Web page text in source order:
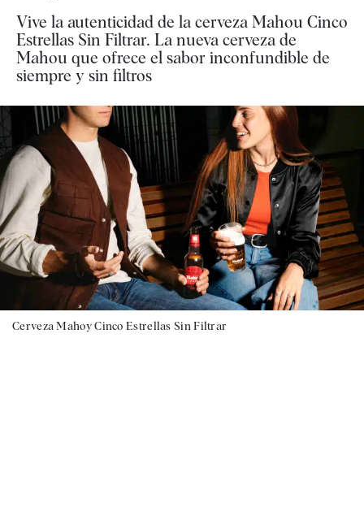
Vive la autenticidad de la cerveza Mahou Cinco
Estrellas Sin Filtrar. La nueva cerveza de
Mahou que ofrece el sabor inconfundible de
siempre y sin filtros
Cerveza Mahoy Cinco Estrellas Sin Filtrar